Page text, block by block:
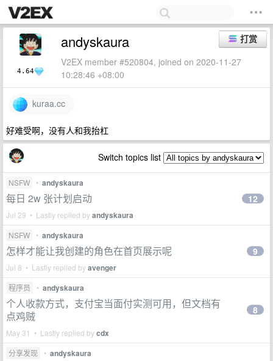
4.64
打赏
andyskaura
V2EX member #520804, joined on 2020-11-27
10:28:46 +08:00
kuraa.cc
好难受啊，没有人和我抬杠
Switch topics list
NSFW • andyskaura
每日 2w 张计划启动
Jul 29 • Lastly replied byandyskaura
12
NSFW • andyskaura
怎样才能让我创建的角色在首页展示呢
Jul 8 • Lastly replied byavenger
9
程序员 • andyskaura
个人收款方式，支付宝当面付实测可用，但文档有
点鸡贼
May 31 • Lastly replied bycdx
8
分享发现 • andyskaura